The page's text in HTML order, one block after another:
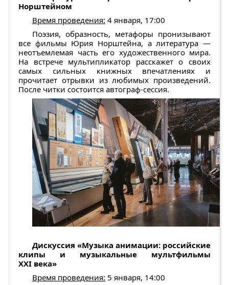
Норштейном
Время проведения: 4 января, 17:00
Поэзия, образность, метафоры пронизывают
все фильмы Юрия Норштейна, а литература —
неотъемлемая часть его художественного мира.
На встрече мультипликатор расскажет о своих
самых сильных книжных впечатлениях и
прочитает отрывки из любимых произведений.
После читки состоится автограф-сессия.
Дискуссия «Музыка анимации: российские
клипы
и музыкальные
мультфильмы
XXI века»
Время проведения: 5 января, 14:00